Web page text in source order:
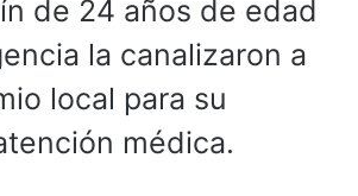
de 24 años de edad
la canalizaron a
local para su
médica.